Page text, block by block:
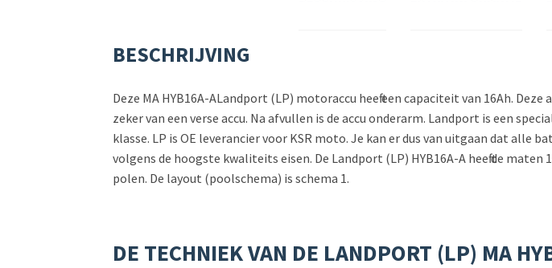
BESCHRIJVING
Deze MA HYB16A-ALandport (LP) motoraccu heeft een capaciteit van 16Ah.
zeker van een verse accu. Na afvullen is de accu onderarm. Landport is een
klasse. LP is OE leverancier voor KSR moto. Je kan er dus van uitgaan dat alle
volgens de hoogste kwaliteits eisen. De Landport (LP) HYB16A-A heeft de
polen. De layout (poolschema) is schema 1.
DE TECHNIEK VAN DE LANDPORT (LP) MA